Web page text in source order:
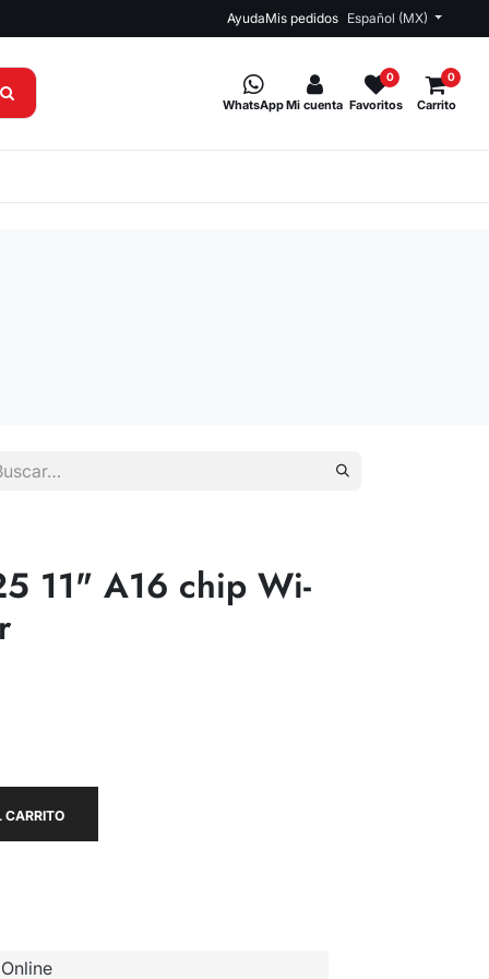
AyudaMis pedidos Español (MX)
WhatsAppMi cuenta Favoritos
0
Carrito
0
11" A16 chip Wi-
CARRITO